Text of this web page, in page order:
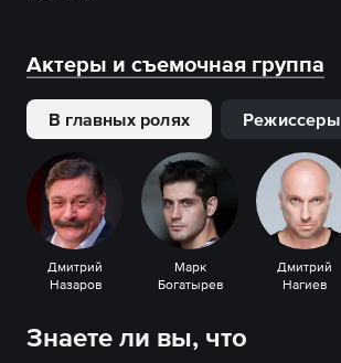
Актеры и съемочная группа
В главных ролях Режиссеры
Дмитрий
Назаров
Марк
Богатырев
Дмитрий
Нагиев
Знаете ли вы, что